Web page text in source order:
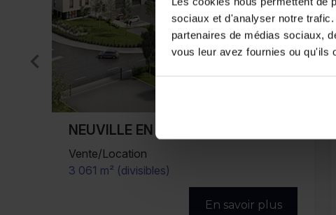
sociaux et d'analyser notre
partenaires de médias sociaux,
vous leur avez fournies ou qu'ils
HALLUIN
Vente/Location
2 640 m²
En savoir plus